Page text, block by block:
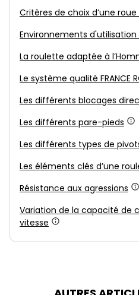
Critères de choix d’une
Environnements
La roulette adaptée à
Le système qualité FRANCE
Les différents blocages
Les différents pare-pieds
Les différents types de
Les éléments clés d’une
Résistance aux agressions
Variation de la capacité de
vitesse